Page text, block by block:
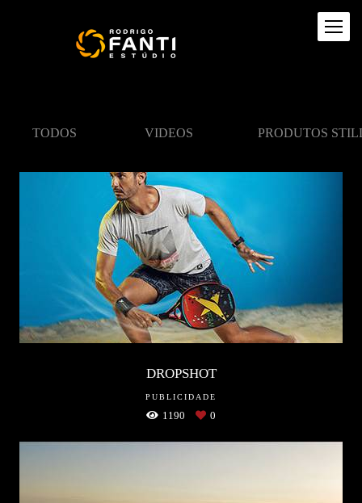
TODOS VIDEOS PRODUTOS
DROPSHOT
PUBLICIDADE
1190 0